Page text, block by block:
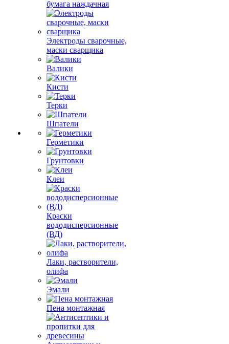
бумага наждачная
Электроды сварочные,
маски сварщика
Валики
Кисти
Терки
Шпатели
Герметики
Грунтовки
Клеи
Краски
вододисперсионные
(ВД)
Лаки, растворители,
олифа
Эмали
Пена монтажная